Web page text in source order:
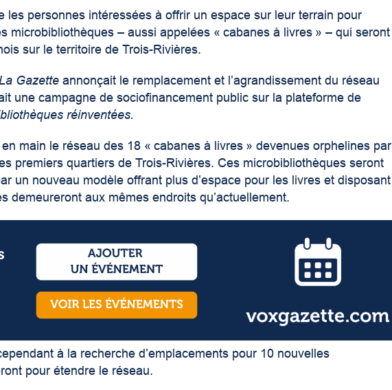
les personnes intéressées à offrir un espace sur leur terrain pour
microbibliothèques – aussi appelées « cabanes à livres » – qui seront
sur le territoire de Trois-Rivières.
Gazette annonçait le remplacement et l’agrandissement du réseau
une campagne de sociofinancement public sur la plateforme de
réinventées.
main le réseau des 18 « cabanes à livres » devenues orphelines par
premiers quartiers de Trois-Rivières. Ces microbibliothèques seront
un nouveau modèle offrant plus d’espace pour les livres et disposant
demeureront aux mêmes endroits qu’actuellement.
à la recherche d’emplacements pour 10 nouvelles
pour étendre le réseau.